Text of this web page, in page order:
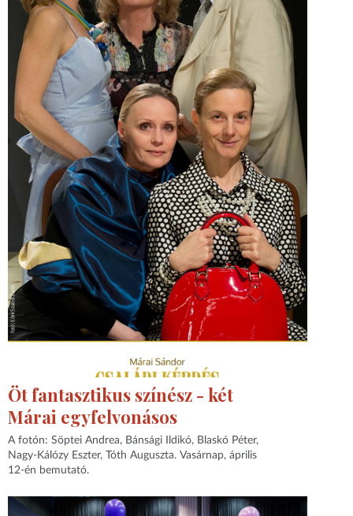
Öt fantasztikus színész - két
Márai egyfelvonásos
A fotón: Söptei Andrea, Bánsági Ildikó, Blaskó Péter,
Nagy-Kálózy Eszter, Tóth Auguszta. Vasárnap, április
12-én bemutató.